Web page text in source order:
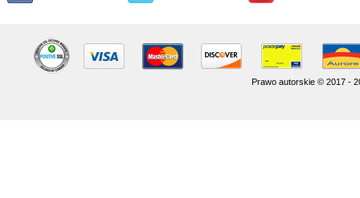
Prawo autorskie © 2017 -